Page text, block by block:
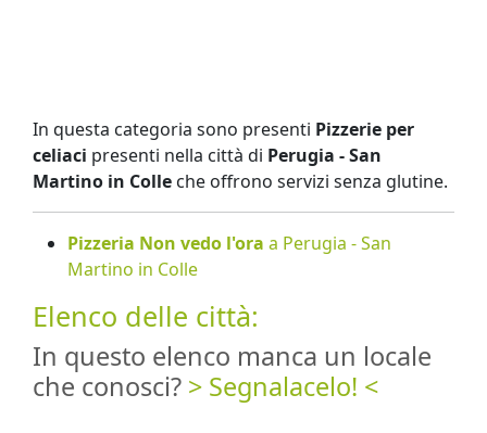
In questa categoria sono presenti Pizzerie per
celiaci presenti nella città di Perugia - San
Martino in Colle che offrono servizi senza glutine.
Pizzeria Non vedo l'ora a Perugia - San
Martino in Colle
Elenco delle città:
In questo elenco manca un locale
che conosci? > Segnalacelo! <